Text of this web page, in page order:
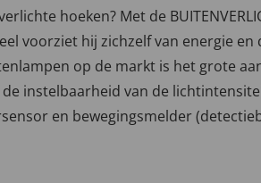
hoeken? Met de
voorziet hij zichzelf van energie
op de markt is het grote
instelbaarheid van de
en bewegingsmelder